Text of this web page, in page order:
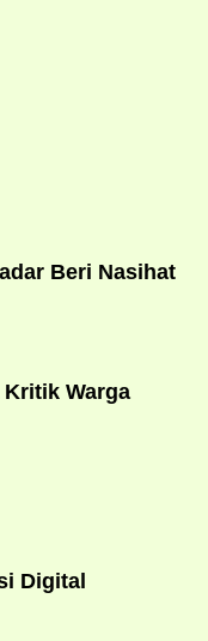
Beri Nasihat
Warga
Digital